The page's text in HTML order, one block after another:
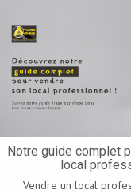
Notre guide complet
local
Vendre un local